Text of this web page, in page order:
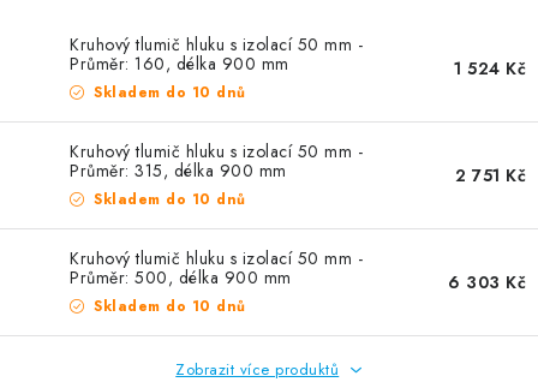
Kruhový tlumič hluku s izolací 50 mm -
Průměr: 160, délka 900 mm
Skladem do 10 dnů
1 524 Kč
Kruhový tlumič hluku s izolací 50 mm -
Průměr: 315, délka 900 mm
Skladem do 10 dnů
2 751 Kč
Kruhový tlumič hluku s izolací 50 mm -
Průměr: 500, délka 900 mm
Skladem do 10 dnů
6 303 Kč
Zobrazit více produktů